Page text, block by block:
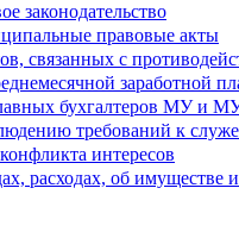
законодательство
правовые акты
связанных с
заработной
бухгалтеров МУ и
требований к
интересов
расходах, об имуществе